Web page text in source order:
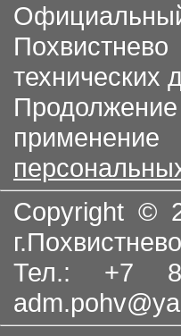
технических
Copyright ©
Тел.: +7